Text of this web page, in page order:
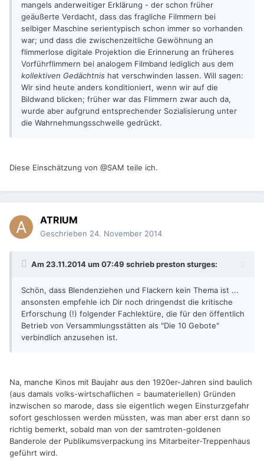
mangels anderweitiger Erklärung - der schon früher
geäußerte Verdacht, dass das fragliche Filmmern bei
selbiger Maschine serientypisch schon immer so vorhanden
war; und dass die zwischenzeitliche Gewöhnung an
flimmerlose digitale Projektion die Erinnerung an früheres
Vorführflimmern bei analogem Filmband lediglich aus dem
kollektiven Gedächtnis hat verschwinden lassen. Will sagen:
Wir sind heute anders konditioniert, wenn wir auf die
Bildwand blicken; früher war das Flimmern zwar auch da,
wurde aber aufgrund entsprechender Sozialisierung unter
die Wahrnehmungsschwelle gedrückt.
Diese Einschätzung von @SAM teile ich.
ATRIUM
Geschrieben 24. November 2014
Am 23.11.2014 um 07:49 schrieb preston sturges:
Schön, dass Blendenziehen und Flackern kein Thema ist ...
ansonsten empfehle ich Dir noch dringendst die kritische
Erforschung (!) folgender Fachlektüre, die für den öffentlich
Betrieb von Versammlungsstätten als "Die 10 Gebote"
verbindlich anzusehen ist.
Na, manche Kinos mit Baujahr aus den 1920er-Jahren sind baulich
(aus damals volks-wirtschaflichen = baumateriellen) Gründen
inzwischen so marode, dass sie eigentlich wegen Einsturzgefahr
sofort geschlossen werden müssten, was man aber erst dann so
richtig bemerkt, sobald man von der samtroten-goldenen
Banderole der Publikumsverpackung ins Mitarbeiter-Treppenhaus
geführt wird.